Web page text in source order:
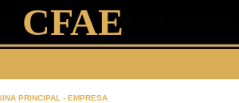
CFAE
PRINCIPAL - EMPRESA